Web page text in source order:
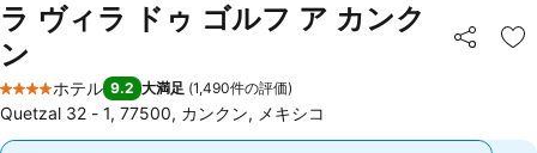
ラ ヴィラ ドゥ ゴルフ ア カンク
ン
シェア お
4 ホテルのランク
ホテル 9.2 大満足 (1,490件の評価)
Quetzal 32 - 1, 77500, カンクン, メキシコ